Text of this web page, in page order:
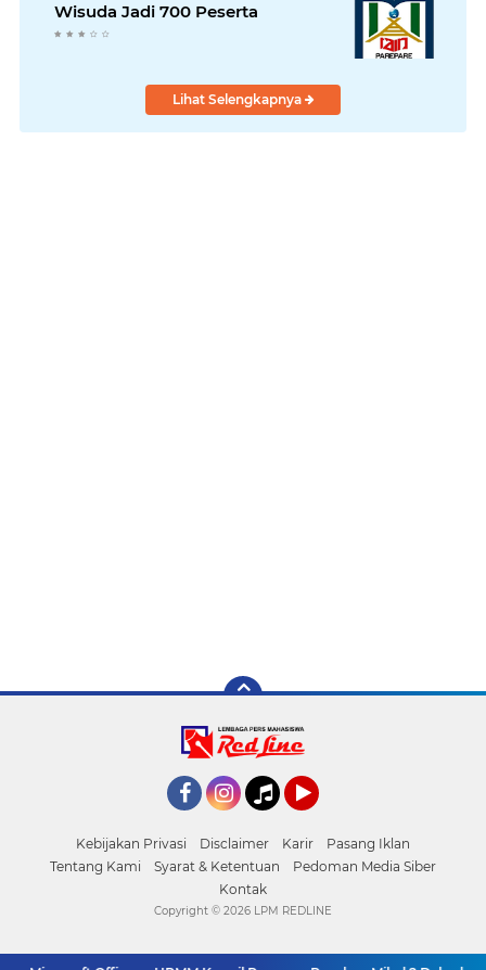
Wisuda Jadi 700 Peserta
Lihat Selengkapnya
Kebijakan Privasi Disclaimer Karir
Pasang Iklan
Tentang Kami
Syarat & Ketentuan
Pedoman Media Siber
Kontak
Copyright © 2026 LPM REDLINE